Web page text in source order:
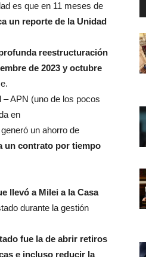
es que en 11 meses de
un reporte de la Unidad
reestructuración
de 2023 y octubre
l – APN (uno de los pocos
en
un ahorro de
un contrato por tiempo
llevó a Milei a la Casa
durante la gestión
fue la de abrir retiros
e incluso reducir la